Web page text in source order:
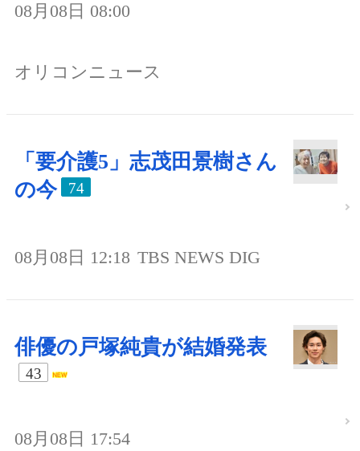
08月08日 08:00
オリコンニュース
「要介護5」志茂田景樹さん
の今
74
08月08日 12:18 TBS NEWS DIG
俳優の戸塚純貴が結婚発表
43
08月08日 17:54